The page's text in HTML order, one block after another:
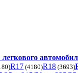
легкового
R17 (4180)R18 (3693)